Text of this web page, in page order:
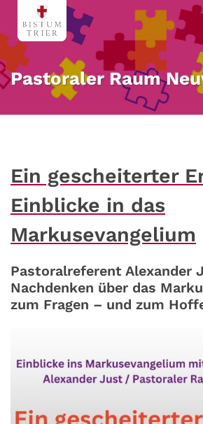
Zum Inhalt springen
Pastoraler Raum
Ein gescheiterter
Einblicke in das
Markusevangelium
Pastoralreferent Alexander
Nachdenken über das
zum Fragen – und zum